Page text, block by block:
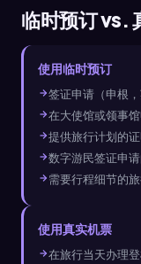
临时预订 vs.
使用临时预订
签证申请（申根
在大使馆或领事
提供旅行计划的
数字游民签证申
需要行程细节的
使用真实机票
在旅行当天办理